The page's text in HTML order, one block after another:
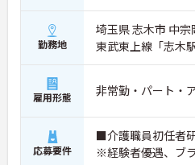
勤務地
埼玉県 志木市 中
東武東上線「志木
雇用形態 非常勤・パート・
応募要件
■介護職員初任者
※経験者優遇、ブ